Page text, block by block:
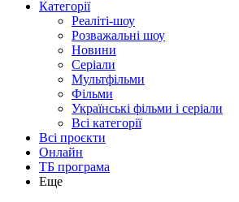
Категорії
Реаліті-шоу
Розважальні шоу
Новини
Серіали
Мультфільми
Фільми
Українські фільми і серіали
Всі категорії
Всі проєкти
Онлайн
ТБ програма
Еще